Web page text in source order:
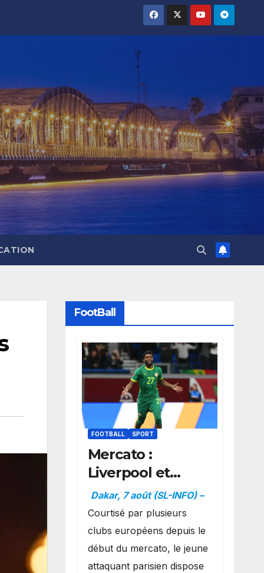
FootBall
FOOTBALL SPORT
Mercato :
Liverpool et
Dortmund se
positionnent en
favoris pour
recruter Ibrahim
Mbaye
Dakar, 7 août (SL-INFO) –
Courtisé par plusieurs
clubs européens depuis le
début du mercato, le jeune
attaquant parisien dispose